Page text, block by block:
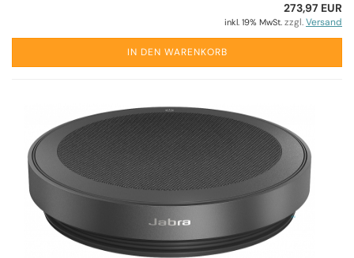
273,97 EUR
inkl. 19% MwSt. zzgl.Versand
IN DEN WARENKORB